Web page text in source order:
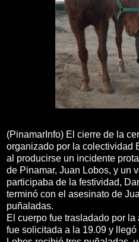
(PinamarInfo) El cierre de la
organizado por la colectividad
al producirse un incidente
de Pinamar, Juan Lobos, y un
participaba de la festividad,
terminó con el asesinato de
puñaladas.
El cuerpo fue trasladado por
fue solicitada a la 19.09 y